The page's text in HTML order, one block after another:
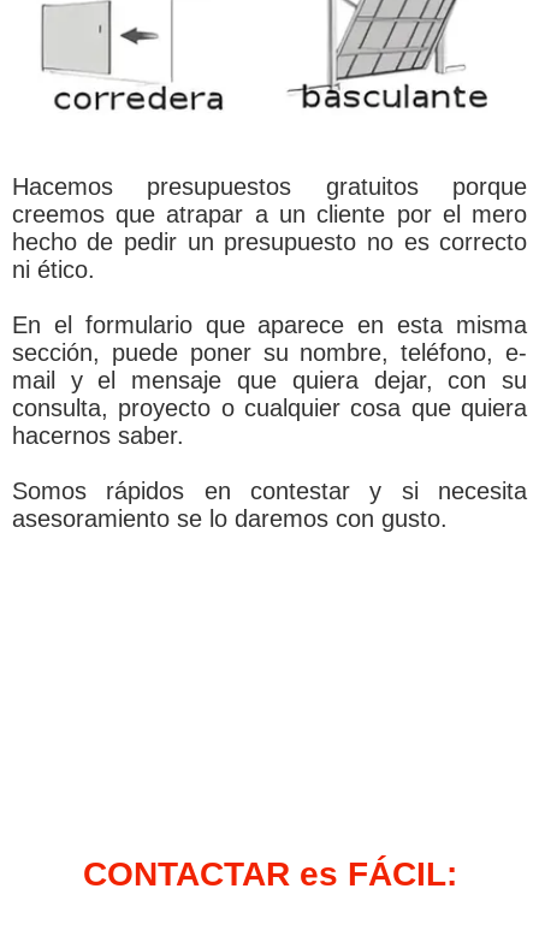
Hacemos presupuestos gratuitos porque
creemos que atrapar a un cliente por el mero
hecho de pedir un presupuesto no es correcto
ni ético.
En el formulario que aparece en esta misma
sección, puede poner su nombre, teléfono, e-
mail y el mensaje que quiera dejar, con su
consulta, proyecto o cualquier cosa que quiera
hacernos saber.
Somos rápidos en contestar y si necesita
asesoramiento se lo daremos con gusto.
CONTACTAR es FÁCIL: